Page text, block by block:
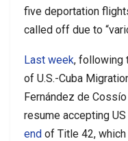
five deportation
called off due to
Last week, following
of U.S.-Cuba
Fernández de Cossío
resume accepting
end of Title 42,